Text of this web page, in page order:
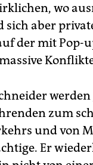
wo
aber
der mit
zum
und von
Er